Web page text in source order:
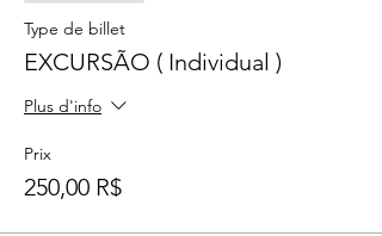
Type de billet
EXCURSÃO ( Individual )
Plus d'info
Prix
250,00 R$